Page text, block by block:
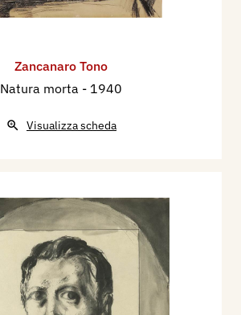
Zancanaro Tono
Natura morta - 1940
Visualizza scheda